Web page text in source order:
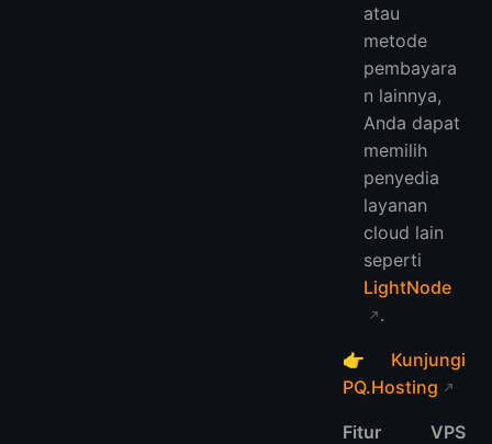
atau
metode
pembayara
n lainnya,
Anda dapat
memilih
penyedia
layanan
cloud lain
seperti
LightNode
.
👉 Kunjungi
PQ.Hosting
Fitur VPS